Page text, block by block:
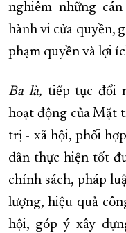
nghiêm những
hành vi cửa quyền,
phạm quyền và lợi
Ba là, tiếp tục đổi
hoạt động của Mặt
trị - xã hội, phối
dân thực hiện tốt
chính sách, pháp
lượng, hiệu quả
hội, góp ý xây